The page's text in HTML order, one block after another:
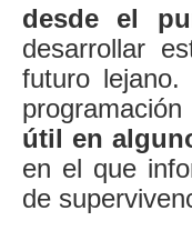
desde el
desarrollar
futuro
útil en
en el que
de